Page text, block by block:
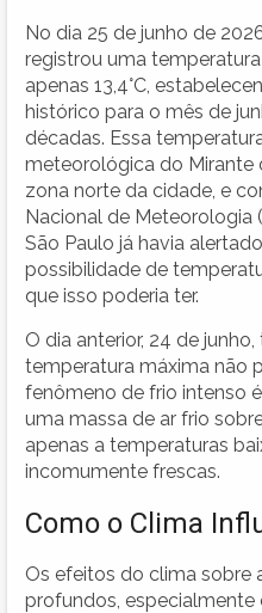
No dia 25 de junho de
registrou uma
apenas 13,4°C,
histórico para o mês de
décadas. Essa
meteorológica do Mirante
zona norte da cidade, e
Nacional de Meteorologia
São Paulo já havia
possibilidade de
que isso poderia ter.
O dia anterior, 24 de
temperatura máxima não
fenômeno de frio intenso
uma massa de ar frio
apenas a temperaturas
incomumente frescas.
Como o Clima
Os efeitos do clima sobre
profundos, especialmente